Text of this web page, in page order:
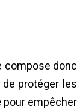
compose donc
de protéger les
pour empêcher